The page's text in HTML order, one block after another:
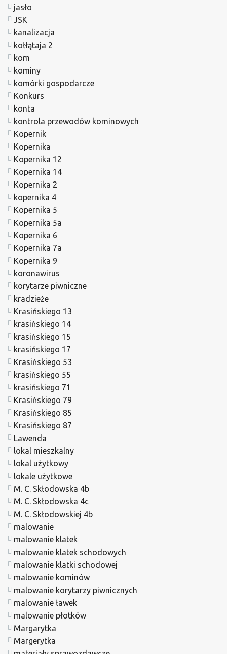
jasło
JSK
kanalizacja
kołłątaja 2
kom
kominy
komórki gospodarcze
Konkurs
konta
kontrola przewodów kominowych
Kopernik
Kopernika
Kopernika 12
Kopernika 14
Kopernika 2
kopernika 4
Kopernika 5
Kopernika 5a
Kopernika 6
Kopernika 7a
Kopernika 9
koronawirus
korytarze piwniczne
kradzieże
Krasińskiego 13
krasińskiego 14
krasińskiego 15
krasińskiego 17
Krasińskiego 53
krasińskiego 55
krasińskiego 71
Krasińskiego 79
Krasińskiego 85
Krasińskiego 87
Lawenda
lokal mieszkalny
lokal użytkowy
lokale użytkowe
M. C. Skłodowska 4b
M. C. Skłodowska 4c
M. C. Skłodowskiej 4b
malowanie
malowanie klatek
malowanie klatek schodowych
malowanie klatki schodowej
malowanie kominów
malowanie korytarzy piwnicznych
malowanie ławek
malowanie płotków
Margarytka
Margerytka